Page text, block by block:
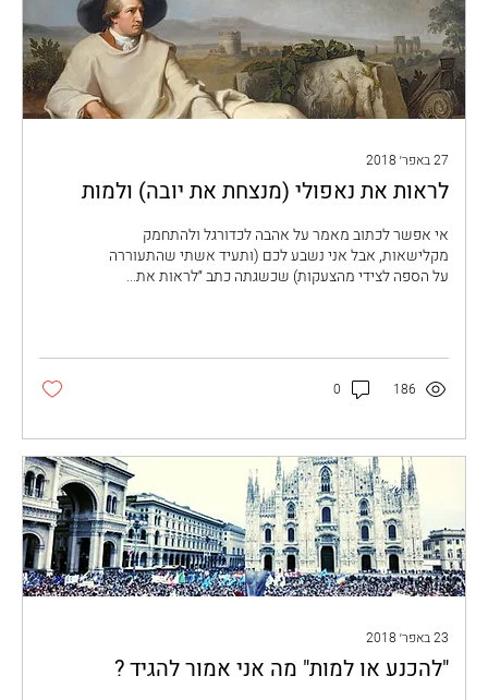
27 באפר׳ 2018
לראות את נאפולי (מנצחת את יובה) ולמות
אי אפשר לכתוב מאמר על אהבה לכדורגל ולהתחמק
מקלישאות, אבל אני נשבע לכם (ותעיד אשתי שהתעוררה
על הספה לצידי מהצעקות) שכשגתה כתב ״לראות את...
186
0
23 באפר׳ 2018
"להכנע או למות" מה אני אמור להגיד ?